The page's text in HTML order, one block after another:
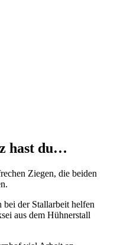
hast du…
Ziegen, die beiden
der Stallarbeit helfen
aus dem Hühnerstall